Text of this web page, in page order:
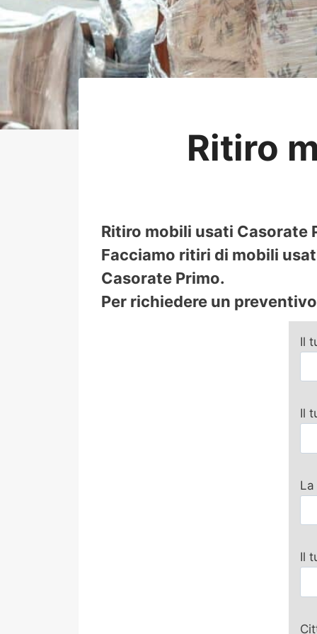
Ritiro
Ritiro mobili usati Casorate
Facciamo ritiri di mobili
Casorate Primo.
Per richiedere un
Il
Il
Il